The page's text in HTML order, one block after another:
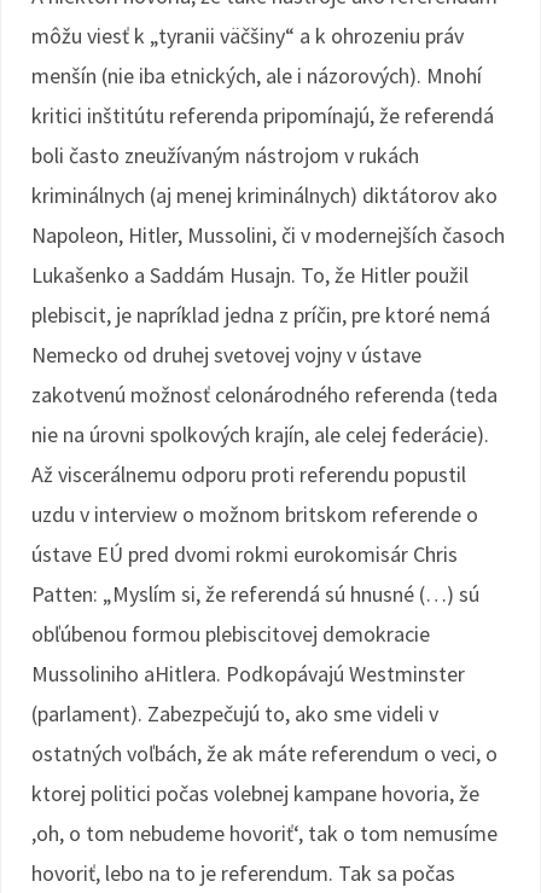
môžu viesť k „tyranii väčšiny“ a k ohrozeniu práv
menšín (nie iba etnických, ale i názorových). Mnohí
kritici inštitútu referenda pripomínajú, že referendá
boli často zneužívaným nástrojom v rukách
kriminálnych (aj menej kriminálnych) diktátorov ako
Napoleon, Hitler, Mussolini, či v modernejších časoch
Lukašenko a Saddám Husajn. To, že Hitler použil
plebiscit, je napríklad jedna z príčin, pre ktoré nemá
Nemecko od druhej svetovej vojny v ústave
zakotvenú možnosť celonárodného referenda (teda
nie na úrovni spolkových krajín, ale celej federácie).
Až viscerálnemu odporu proti referendu popustil
uzdu v interview o možnom britskom referende o
ústave EÚ pred dvomi rokmi eurokomisár Chris
Patten: „Myslím si, že referendá sú hnusné (…) sú
obľúbenou formou plebiscitovej demokracie
Mussoliniho aHitlera. Podkopávajú Westminster
(parlament). Zabezpečujú to, ako sme videli v
ostatných voľbách, že ak máte referendum o veci, o
ktorej politici počas volebnej kampane hovoria, že
,oh, o tom nebudeme hovoriť‘, tak o tom nemusíme
hovoriť, lebo na to je referendum. Tak sa počas